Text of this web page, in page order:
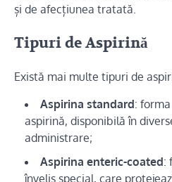
și de afecțiunea tratată.
Tipuri de Aspirină
Există mai multe tipuri de
Aspirina standard:
aspirină, disponibilă în
administrare;
Aspirina enteric-coated:
înveliș special, care